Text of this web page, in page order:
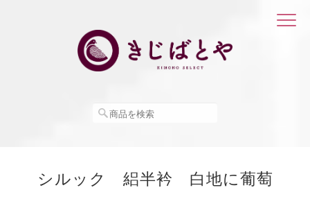
シルック 絽半衿 白地に葡萄